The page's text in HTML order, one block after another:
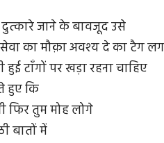
दुत्कारे जाने के बावजूद उसे
का मौक़ा अवश्य दे का टैग
हुई टाँगों पर खड़ा रहना चाहिए
हुए कि
फिर तुम मोह लोगे
बातों में